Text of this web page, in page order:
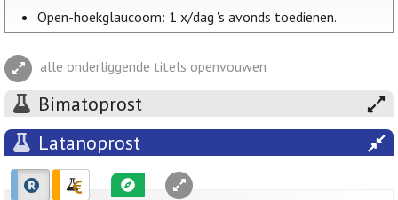
Open-hoekglaucoom: 1 x/dag 's avonds toedienen.
alle onderliggende titels openvouwen
Bimatoprost
Latanoprost